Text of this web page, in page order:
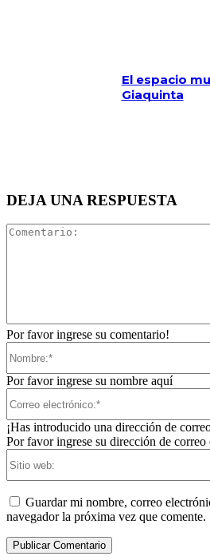
El espacio
Giaquinta
DEJA UNA RESPUESTA
Por favor ingrese su comentario!
Por favor ingrese su nombre aquí
¡Has introducido una dirección de
Por favor ingrese su dirección de
Guardar mi nombre, correo
navegador la próxima vez que comente.